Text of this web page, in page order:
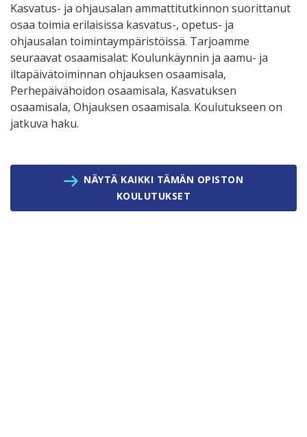
Kasvatus- ja ohjausalan ammattitutkinnon suorittanut
osaa toimia erilaisissa kasvatus-, opetus- ja
ohjausalan toimintaympäristöissä. Tarjoamme
seuraavat osaamisalat: Koulunkäynnin ja aamu- ja
iltapäivätoiminnan ohjauksen osaamisala,
Perhepäivähoidon osaamisala, Kasvatuksen
osaamisala, Ohjauksen osaamisala. Koulutukseen on
jatkuva haku.
NÄYTÄ KAIKKI TÄMÄN OPISTON
KOULUTUKSET